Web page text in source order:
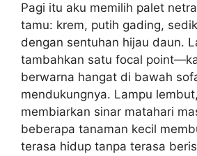
Pagi itu aku memilih palet
tamu: krem, putih gading,
dengan sentuhan hijau daun.
tambahkan satu focal
berwarna hangat di bawah
mendukungnya. Lampu
membiarkan sinar matahari
beberapa tanaman kecil
terasa hidup tanpa terasa